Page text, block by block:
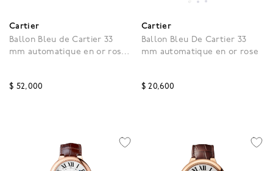
Cartier
Ballon Bleu de Cartier 33
mm automatique en or rose
$ 52,000
Cartier
Ballon Bleu De Cartier 33
mm automatique en or rose
$ 20,600